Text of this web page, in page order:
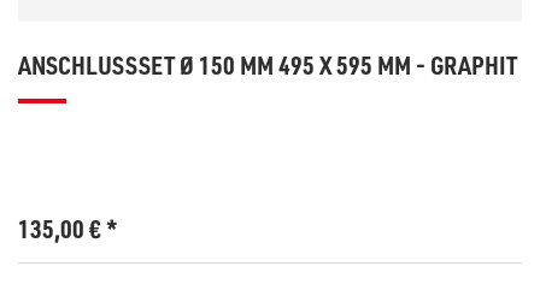
ANSCHLUSSSET Ø 150 MM 495 X 595 MM - GRAPHIT
135,00€*